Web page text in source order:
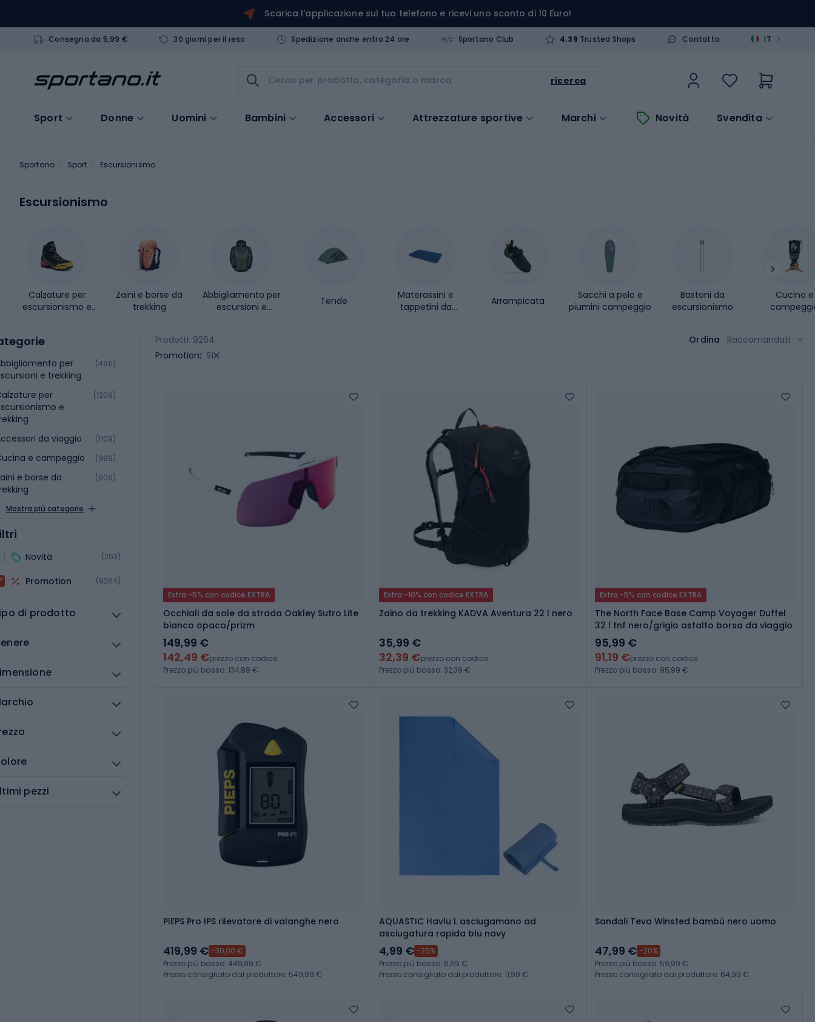
Scarica l'applicazione sul tuo telefono e ricevi uno sconto di 10 Euro!
Consegna da 5,99 € 30 giorni per il reso Spedizione anche entro 24 ore Sportano Club 4.39 Trusted Shops Contatto IT >
ricerca
Sport Donne Uomini Bambini Accessori Attrezzature sportive Marchi Novità Svendita
Sportano Sport Escursionismo
Escursionismo
Calzature per
escursionismo e
Zaini e borse da
trekking
Abbigliamento per
escursioni e
Tende
Materassini e
tappetini da
Arrampicata
Sacchi a pelo e
piumini campeggio
Bastoni da
escursionismo
Cucina e
per
e trekking
(4611)
per
e
(1208)
da viaggio (1109)
e campeggio (999)
e borse da
(606)
Mostra più categorie
Novità (253)
Promotion (9264)
di prodotto
pezzi
Prodotti: 9264 Ordina
Raccomandati
Promotion: Sì
Extra -5% con codice EXTRA
Occhiali da sole da strada Oakley Sutro Lite
bianco opaco/prizm
149,99 €
142,49 €prezzo con codice
Prezzo più basso: 134,99 €
Extra -10% con codice EXTRA
Zaino da trekking KADVA Aventura 22 l nero
35,99 €
32,39 €prezzo con codice
Prezzo più basso: 32,39 €
Extra -5% con codice EXTRA
The North Face Base Camp Voyager Duffel
32 l tnf nero/grigio asfalto borsa da viaggio
95,99 €
91,19 €prezzo con codice
Prezzo più basso: 95,99 €
PIEPS Pro IPS rilevatore di valanghe nero
419,99 € -30,00 €
Prezzo più basso: 449,99 €
Prezzo consigliato dal produttore: 549,99 €
AQUASTIC Havlu L asciugamano ad
asciugatura rapida blu navy
4,99 € -25%
Prezzo più basso: 6,69 €
Prezzo consigliato dal produttore: 11,99 €
Sandali Teva Winsted bambù nero uomo
47,99 € -20%
Prezzo più basso: 59,99 €
Prezzo consigliato dal produttore: 64,99 €